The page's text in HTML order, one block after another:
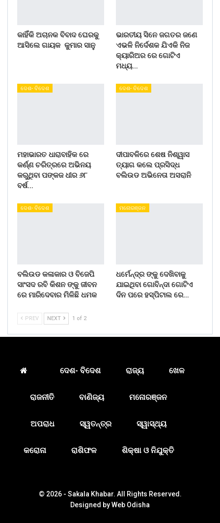
କାହିଁକି ଅଚାନକ ବିବାଦ ଘେରକୁ
ଆସିଲେ ଗାୟକ କୁମାର ସାନୁ
ଭାରତୀୟ ସିନେ ଜଗତର ଜଣେ
ଏଭଳି ନିର୍ଦେଶକ ଯିଏକି ନିଜ
କ୍ୟାରିଅର ରେ ଗୋଟିଏ
ମଧ୍ୟ…
ଦେଶ- ବିଦେଶ
ମହାଭାରତ ଧାରାବାହିକ ରେ
କର୍ଣ୍ଣ ଚରିତ୍ରରେ ଅଭିନୟ
କରୁଥିବା ପଙ୍କଜ ଧୀର ୬୮
ବର୍ଷ…
ଦେଶ- ବିଦେଶ
ଦୀପାବଳିରେ ଶେଷ ନିଶ୍ୱାସ
ତ୍ୟାଗ କଲେ ପ୍ରସିଦ୍ଧ
ବଲିଉଡ ଅଭିନେତା ଅସରାନି
ଦେଶ- ବିଦେଶ
ବଲିଉଡ କଳାକାର ଓ ବିଜେପି
ସାଂସଦ ରବି କିଶନ ଙ୍କୁ ଜୀବନ
ରେ ମାରିଦେବାର ମିଳିଛି ଧମକ
ମନୋରଞ୍ଜନ
ଧର୍ମେନ୍ଦ୍ର ଙ୍କୁ ଦେଖିବାକୁ
ଯାଇଥିବା ଗୋବିନ୍ଦା ଗୋଟିଏ
ଦିନ ପରେ ହସ୍ପିଟାଲ ରେ…
PREV NEXT 1 of 2
ଦେଶ- ବିଦେଶ ରାଜ୍ୟ ଖେଳ
ରାଜନୀତି ବାଣିଜ୍ୟ ମନୋରଞ୍ଜନ
ଅପରାଧ ସ୍ୱତନ୍ତ୍ର ସ୍ୱାସ୍ଥ୍ୟ
କରୋନା ରାଶିଫଳ ଶିକ୍ଷା ଓ ନିଯୁକ୍ତି
© 2026 - Sakala Khabar. All Rights Reserved.
Designed byWeb Odisha